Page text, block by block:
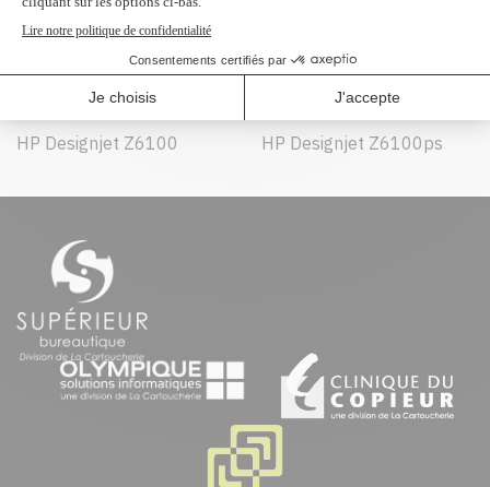
Peut être utilisé dans :
HP Designjet Z6100 HP Designjet Z6100ps